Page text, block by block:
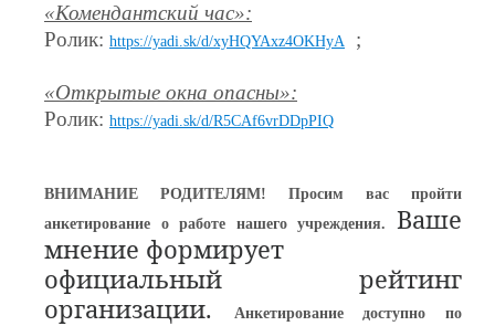
«Комендантский час»:
Ролик: https://yadi.sk/d/xyHQYAxz4OKHyA ;
«Открытые окна опасны»:
Ролик: https://yadi.sk/d/R5CAf6vrDDpPIQ
ВНИМАНИЕ РОДИТЕЛЯМ! Просим вас пройти
анкетирование о работе нашего учреждения. Ваше
мнение формирует
официальный рейтинг
организации.
Анкетирование доступно по